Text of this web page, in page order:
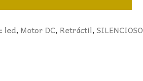
led, Motor DC, Retráctil,SILENCIOSO